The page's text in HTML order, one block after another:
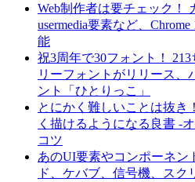
Web制作者は要チェック！
usermedia要素など、
能
祝3周年で30フォント！
リーフォントがリリース、
ント「ひとりっこ」
とにかく難しいことは抜き
く描けるようになる良書 -
コツ
あのUI要素やコンポーネン
ド、ケバブ、信号機、スク